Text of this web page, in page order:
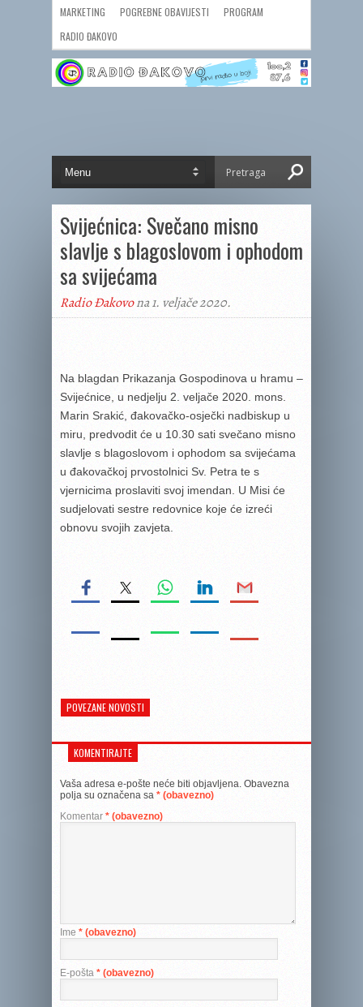
MARKETING POGREBNE OBAVIJESTI
PROGRAM
RADIO ĐAKOVO
Svijećnica: Svečano misno
slavlje s blagoslovom i ophodom
sa svijećama
Radio Đakovona 1. veljače 2020.
Na blagdan Prikazanja Gospodinova u hramu –
Svijećnice, u nedjelju 2. veljače 2020. mons.
Marin Srakić, đakovačko-osječki nadbiskup u
miru, predvodit će u 10.30 sati svečano misno
slavlje s blagoslovom i ophodom sa svijećama
u đakovačkoj prvostolnici Sv. Petra te s
vjernicima proslaviti svoj imendan. U Misi će
sudjelovati sestre redovnice koje će izreći
obnovu svojih zavjeta.
POVEZANE NOVOSTI
KOMENTIRAJTE
Vaša adresa e-pošte neće biti objavljena. Obavezna
polja su označena sa * (obavezno)
Komentar * (obavezno)
Ime * (obavezno)
E-pošta * (obavezno)